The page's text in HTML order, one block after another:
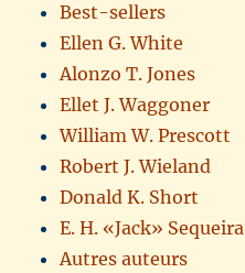
Best-sellers
Ellen G. White
Alonzo T. Jones
Ellet J. Waggoner
William W. Prescott
Robert J. Wieland
Donald K. Short
E. H. «Jack» Sequeira
Autres auteurs